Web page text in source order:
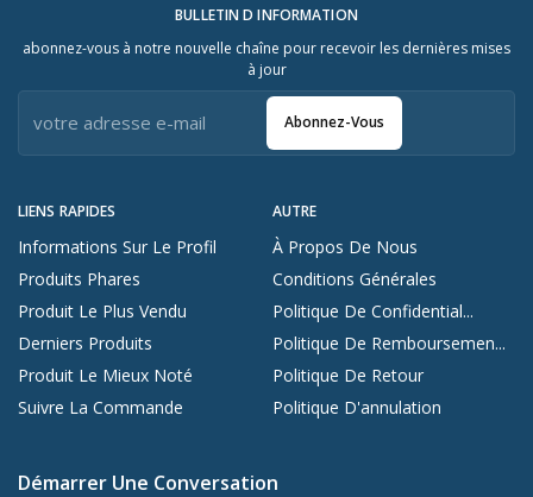
LIENS RAPIDES
Informations Sur Le Profil
Produits Phares
Produit Le Plus Vendu
Derniers Produits
Produit Le Mieux Noté
Suivre La Commande
AUTRE
À Propos De Nous
Conditions Générales
Politique De Confidential...
Politique De Remboursemen...
Politique De Retour
Politique D'annulation
BULLETIN D INFORMATION
abonnez-vous à notre nouvelle chaîne pour recevoir les dernières mises
à jour
Abonnez-Vous
Démarrer Une Conversation